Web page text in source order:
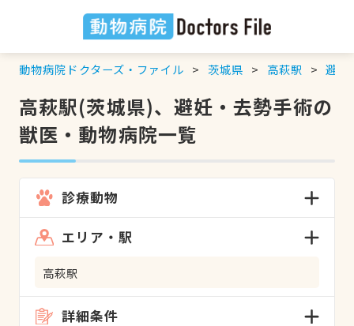
動物病院ドクターズ・ファイル 茨城県 高萩駅 避妊
高萩駅(茨城県)、避妊・去勢手術の
獣医・動物病院一覧
診療動物
エリア・駅
高萩駅
詳細条件